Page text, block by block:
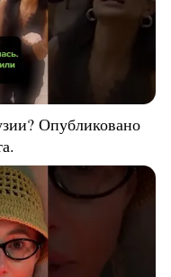
Опубликовано